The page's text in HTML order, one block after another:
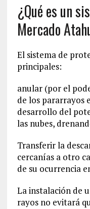
¿Qué es un
Mercado
El sistema de
principales:
anular (por el
de los pararrayos
desarrollo del
las nubes,
Transferir la
cercanías a otro
de su ocurrencia
La instalación de
rayos no evitará